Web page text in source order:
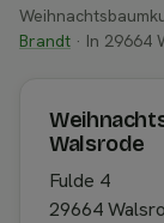
Brandt · In 29664
Walsrode
Fulde 4
29664